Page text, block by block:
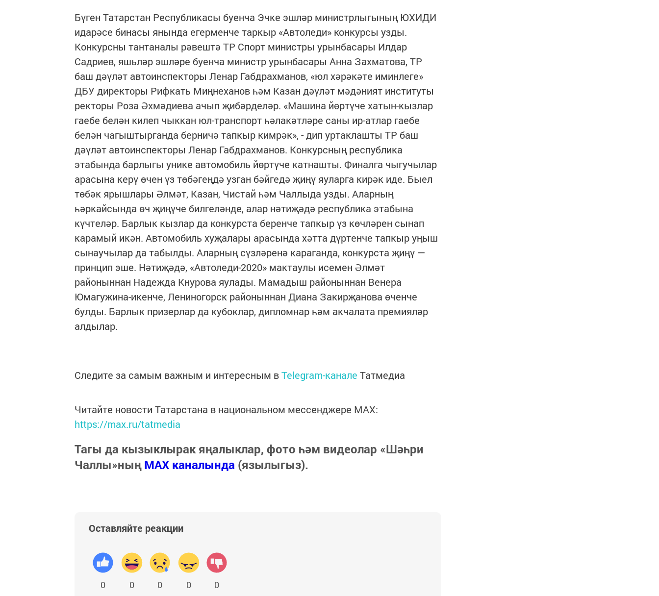
Бүген Татарстан Республикасы буенча Эчке эшләр министрлыгының ЮХИДИ
идарәсе бинасы янында егерменче таркыр «Автоледи» конкурсы узды.
Конкурсны тантаналы рәвештә ТР Спорт министры урынбасары Илдар
Садриев, яшьләр эшләре буенча министр урынбасары Анна Захматова, ТР
баш дәүләт автоинспекторы Ленар Габдрахманов, «юл хәрәкәте иминлеге»
ДБУ директоры Рифкать Миңнеханов һәм Казан дәүләт мәдәният институты
ректоры Роза Әхмәдиева ачып җибәрделәр. «Машина йөртүче хатын-кызлар
гаебе белән килеп чыккан юл-транспорт һәлакәтләре саны ир-атлар гаебе
белән чагыштырганда берничә тапкыр кимрәк», - дип уртаклашты ТР баш
дәүләт автоинспекторы Ленар Габдрахманов. Конкурсның республика
этабында барлыгы унике автомобиль йөртүче катнашты. Финалга чыгучылар
арасына керү өчен үз төбәгеңдә узган бәйгедә җиңү яуларга кирәк иде. Быел
төбәк ярышлары Әлмәт, Казан, Чистай һәм Чаллыда узды. Аларның
һәркайсында өч җиңүче билгеләнде, алар нәтиҗәдә республика этабына
күчтеләр. Барлык кызлар да конкурста беренче тапкыр үз көчләрен сынап
карамый икән. Автомобиль хуҗалары арасында хәтта дүртенче тапкыр уңыш
сынаучылар да табылды. Аларның сүзләренә караганда, конкурста җиңү —
принцип эше. Нәтиҗәдә, «Автоледи-2020» мактаулы исемен Әлмәт
районыннан Надежда Кнурова яулады. Мамадыш районыннан Венера
Юмагужина-икенче, Лениногорск районыннан Диана Закирҗанова өченче
булды. Барлык призерлар да кубоклар, дипломнар һәм акчалата премияләр
алдылар.
Следите за самым важным и интересным вTelegram-канале Татмедиа
Читайте новости Татарстана в национальном мессенджере MАХ:
https://max.ru/tatmedia
Тагы да кызыклырак яңалыклар, фото һәм видеолар «Шәһри
Чаллы»ныңMAX каналында (язылыгыз).
Оставляйте реакции
0 0 0 0 0